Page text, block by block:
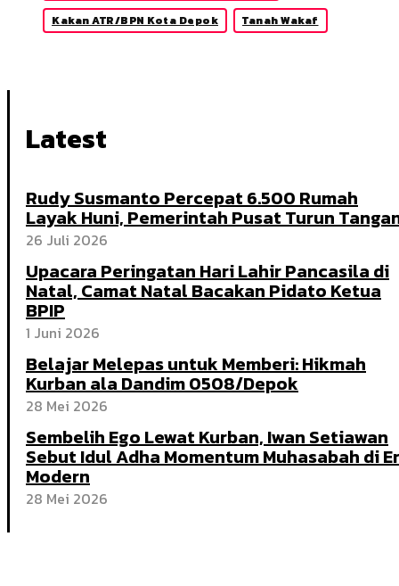
Kakan ATR/BPN Kota Depok Tanah Wakaf
Latest
Rudy Susmanto Percepat 6.500 Rumah
Layak Huni, Pemerintah Pusat Turun
26 Juli 2026
Upacara Peringatan Hari Lahir Pancasila di
Natal, Camat Natal Bacakan Pidato Ketua
BPIP
1 Juni 2026
Belajar Melepas untuk Memberi: Hikmah
Kurban ala Dandim 0508/Depok
28 Mei 2026
Sembelih Ego Lewat Kurban, Iwan Setiawan
Sebut Idul Adha Momentum Muhasabah di
Modern
28 Mei 2026